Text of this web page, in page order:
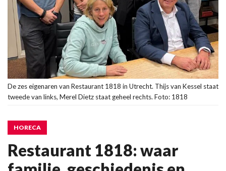
De zes eigenaren van Restaurant 1818 in Utrecht. Thijs van Kessel staat
tweede van links, Merel Dietz staat geheel rechts. Foto: 1818
HORECA
Restaurant 1818: waar